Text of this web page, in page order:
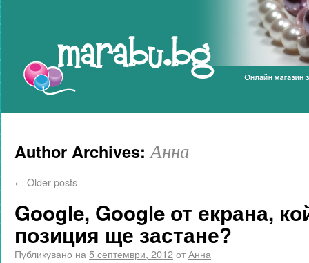
Author Archives:Анна
← Older posts
Google, Google от екрана,
позиция ще застане?
Публикувано на 5 септември, 2012отАнна